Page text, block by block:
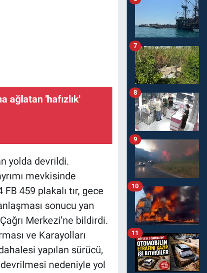
yolda devrildi.
mevkisinde
459 plakalı tır, gece
sonucu yan
Merkezi’ne bildirdi.
ve Karayolları
yapılan sürücü,
nedeniyle yol
7
8
9
10
11